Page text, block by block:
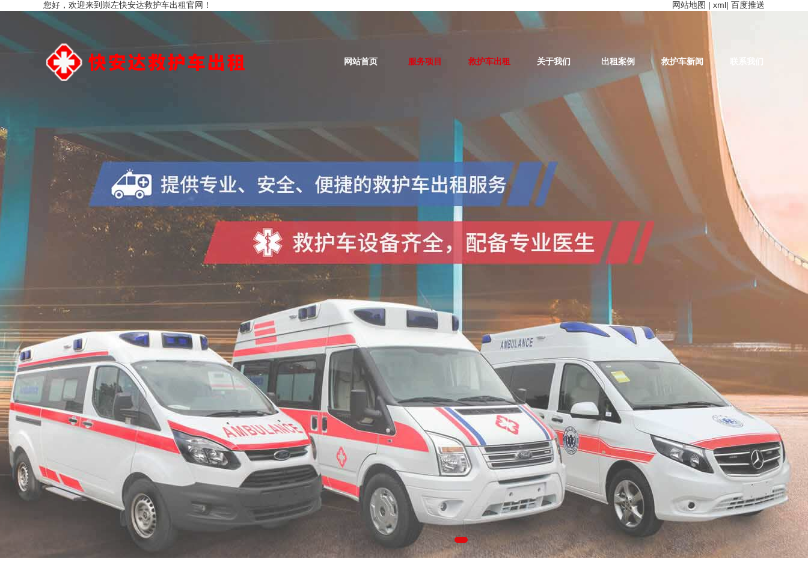
您好，欢迎来到崇左快安达救护车出租官网！ 网站地图 | xml| 百度推送
网站首页 服务项目 救护车出租 关于我们 出租案例 救护车新闻 联系我们